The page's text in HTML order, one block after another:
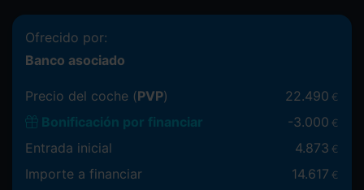
Ofrecido por:
Banco asociado
Precio del coche (PVP) 22.490 €
Bonificación por financiar -3.000 €
Entrada inicial 4.873 €
Importe a financiar 14.617 €